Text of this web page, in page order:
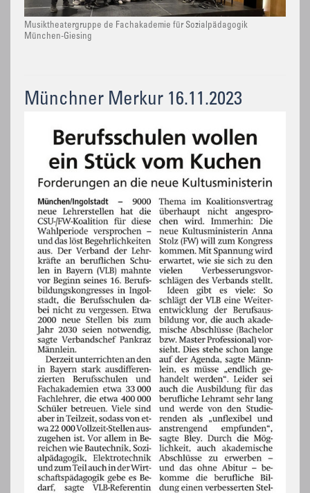
Musiktheatergruppe de Fachakademie für Sozialpädagogik
München-Giesing
Münchner Merkur 16.11.2023